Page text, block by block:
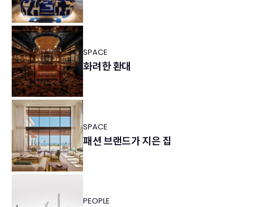
SPACE
화려한 환대
SPACE
패션 브랜드가 지은 집
PEOPLE